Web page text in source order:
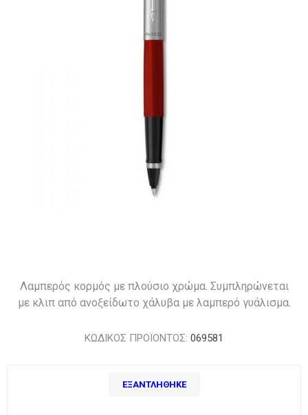
Λαμπερός κορμός με πλούσιο χρώμα. Συμπληρώνεται
με κλιπ από ανοξείδωτο χάλυβα με λαμπερό γυάλισμα.
ΚΩΔΙΚΟΣ ΠΡΟΪΟΝΤΟΣ: 069581
ΕΞΑΝΤΛΉΘΗΚΕ